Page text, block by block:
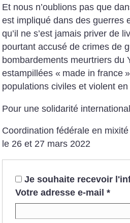
Et nous n’oublions pas que
est impliqué dans des guerres
qu’il ne s’est jamais priver de
pourtant accusé de crimes de
bombardements meurtriers du
estampillées « made in france
populations civiles et violent
Pour une solidarité
Coordination fédérale en
le 26 et 27 mars 2022
Je souhaite recevoir
Votre adresse e-mail *